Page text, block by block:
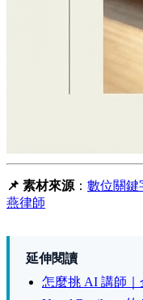
📌 素材來源 ： 數位關鍵
燕律師
延伸閱讀
怎麼挑 AI 講師